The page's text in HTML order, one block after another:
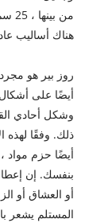
هناك أساليب
روز بير هو
أيضًا على
وشكل أحادي
أيضًا حزم مواد
بنفسك. إن
أو العشاق أو
المستلم يشعر